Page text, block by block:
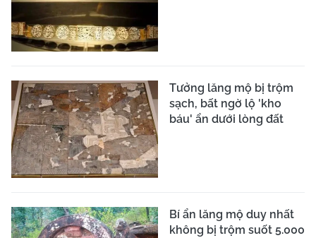
Tưởng lăng mộ bị trộm
sạch, bất ngờ lộ 'kho
báu' ẩn dưới lòng đất
Bí ẩn lăng mộ duy nhất
không bị trộm suốt 5.000